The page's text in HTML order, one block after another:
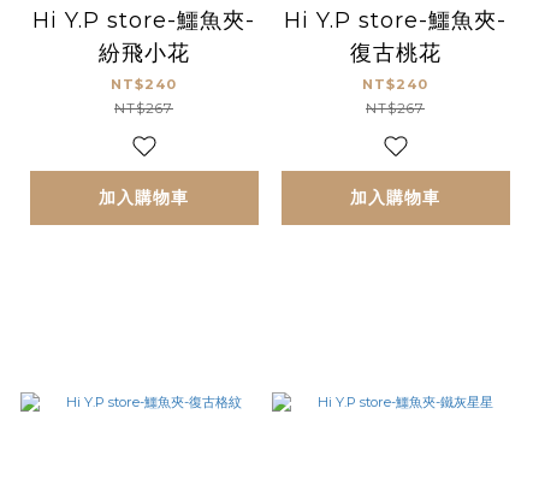
Hi Y.P store-鱷魚夾-
紛飛小花
NT$240
NT$267
加入購物車
Hi Y.P store-鱷魚夾-
復古桃花
NT$240
NT$267
加入購物車